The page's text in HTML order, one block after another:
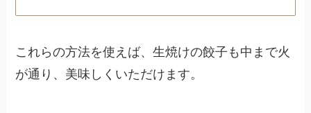
これらの方法を使えば、生焼けの餃子も中まで火
が通り、美味しくいただけます。